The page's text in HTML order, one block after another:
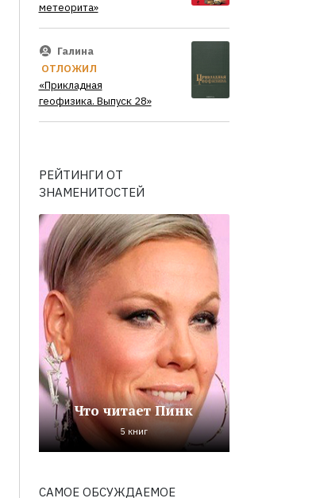
метеорита»
Галина
ОТЛОЖИЛ
«Прикладная
геофизика. Выпуск 28»
РЕЙТИНГИ ОТ
ЗНАМЕНИТОСТЕЙ
Что читает Пинк
5 книг
САМОЕ ОБСУЖДАЕМОЕ